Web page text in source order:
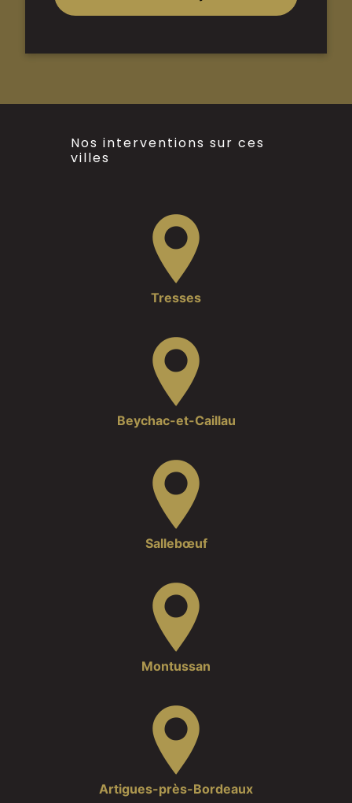
Nos interventions sur ces
villes
Tresses
Beychac-et-Caillau
Sallebœuf
Montussan
Artigues-près-Bordeaux